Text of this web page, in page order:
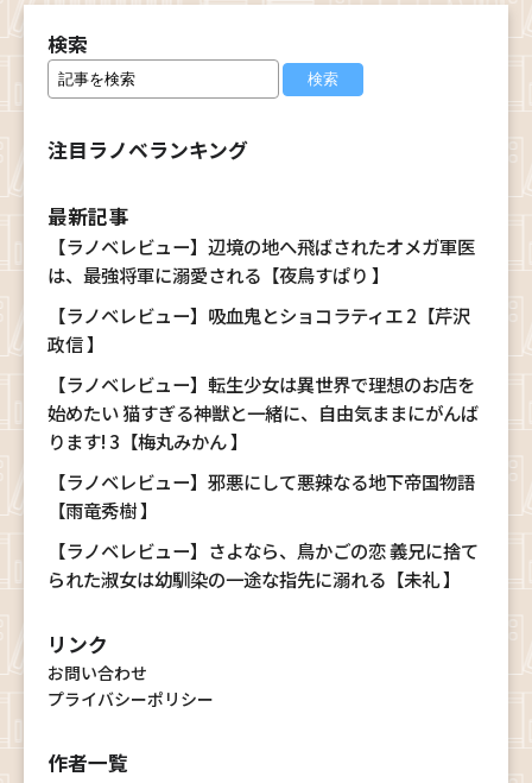
検索
注目ラノベランキング
最新記事
【ラノベレビュー】辺境の地へ飛ばされたオメガ軍医
は、最強将軍に溺愛される【夜鳥すぱり 】
【ラノベレビュー】吸血鬼とショコラティエ 2【芹沢
政信 】
【ラノベレビュー】転生少女は異世界で理想のお店を
始めたい 猫すぎる神獣と一緒に、自由気ままにがんば
ります! 3【梅丸みかん 】
【ラノベレビュー】邪悪にして悪辣なる地下帝国物語
【雨竜秀樹 】
【ラノベレビュー】さよなら、鳥かごの恋 義兄に捨て
られた淑女は幼馴染の一途な指先に溺れる【未礼 】
リンク
お問い合わせ
プライバシーポリシー
作者一覧